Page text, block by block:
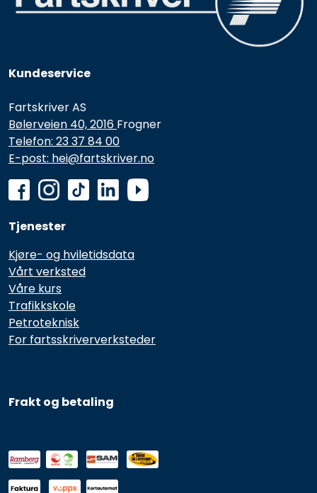
Frakt og betaling
Kundeservice
Fartskriver AS
Bølerveien 40, 2016 Frogner
Telefon: 23 37 84 00
E-post: hei@fartskriver.no
Tjenester
Kjøre- og hviletidsdata
Vårt verksted
Våre kurs
Trafikkskole
Petroteknisk
For fartsskriververksteder